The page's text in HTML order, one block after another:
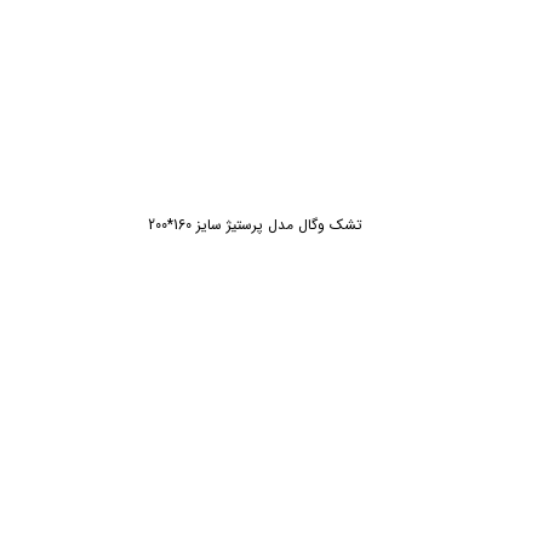
تشک وگال مدل پرستیژ سایز 160*200